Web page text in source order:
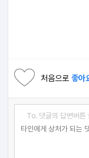
처음으로좋아
To. 댓글의 답변버튼